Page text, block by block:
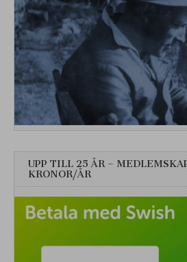
UPP TILL 25 ÅR –
KRONOR/ÅR